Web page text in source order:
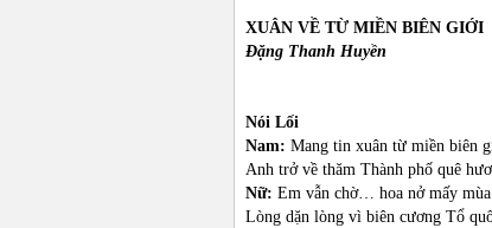
XUÂN VỀ TỪ MIỀN BIÊN GIỚI
Đặng Thanh Huyền
Nói Lối
Nam: Mang tin xuân từ miền biên
Anh trở về thăm Thành phố quê
Nữ: Em vẫn chờ… hoa nở mấy
Lòng dặn lòng vì biên cương Tổ